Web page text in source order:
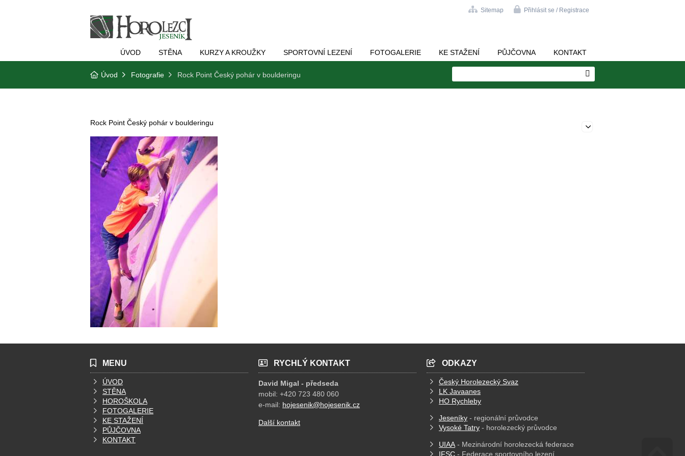
Sitemap Přihlásit se / Registrace
ÚVOD STĚNA KURZY A KROUŽKY SPORTOVNÍ LEZENÍ FOTOGALERIE KE STAŽENÍ PŮJČOVNA KONTAKT
Úvod Fotografie Rock Point Český pohár v boulderingu
Rock Point Český pohár v boulderingu
MENU
ÚVOD
STĚNA
HOROŠKOLA
FOTOGALERIE
KE STAŽENÍ
PŮJČOVNA
KONTAKT
RYCHLÝ KONTAKT
David Migal - předseda
mobil: +420 723 480 060
e-mail: hojesenik@hojesenik.cz
Další kontakt
ODKAZY
Český Horolezecký Svaz
LK Javaanes
HO Rychleby
Jeseníky - regionální průvodce
Vysoké Tatry - horolezecký průvodce
UIAA - Mezinárodní horolezecká federace
IFSC - Federace sportovního lezení